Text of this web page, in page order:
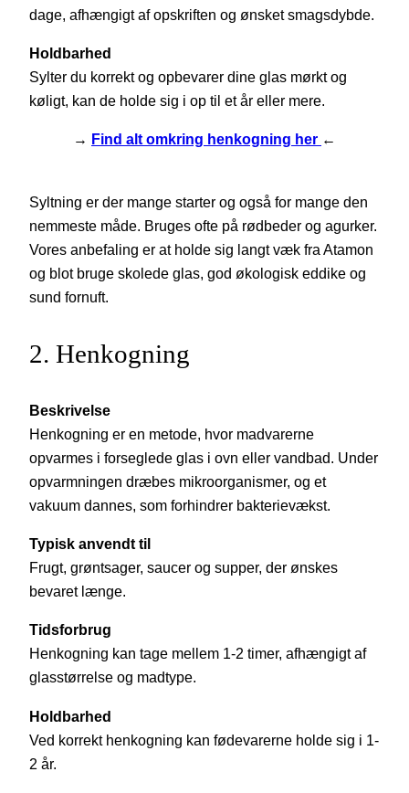
dage, afhængigt af opskriften og ønsket smagsdybde.
Holdbarhed
Sylter du korrekt og opbevarer dine glas mørkt og
køligt, kan de holde sig i op til et år eller mere.
→ Find alt omkring henkogning her ←
Syltning er der mange starter og også for mange den
nemmeste måde. Bruges ofte på rødbeder og agurker.
Vores anbefaling er at holde sig langt væk fra Atamon
og blot bruge skolede glas, god økologisk eddike og
sund fornuft.
2. Henkogning
Beskrivelse
Henkogning er en metode, hvor madvarerne
opvarmes i forseglede glas i ovn eller vandbad. Under
opvarmningen dræbes mikroorganismer, og et
vakuum dannes, som forhindrer bakterievækst.
Typisk anvendt til
Frugt, grøntsager, saucer og supper, der ønskes
bevaret længe.
Tidsforbrug
Henkogning kan tage mellem 1-2 timer, afhængigt af
glasstørrelse og madtype.
Holdbarhed
Ved korrekt henkogning kan fødevarerne holde sig i 1-
2 år.